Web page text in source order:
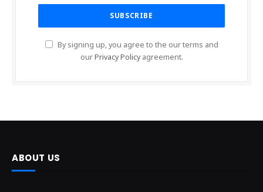
By signing up, you agree to the our terms and
ourPrivacy Policyagreement.
ABOUT US